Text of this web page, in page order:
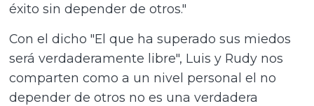
éxito sin depender de otros."
Con el dicho "El que ha superado sus miedos
será verdaderamente libre", Luis y Rudy nos
comparten como a un nivel personal el no
depender de otros no es una verdadera